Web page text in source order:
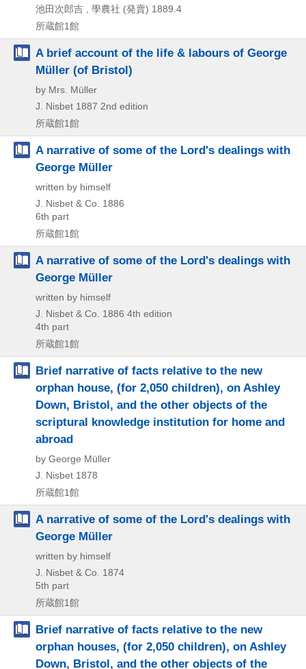
池田次郎吉 , 學農社 (発賣) 1889.4
所蔵館1館
A brief account of the life & labours of George
Müller (of Bristol)
by Mrs. Müller
J. Nisbet 1887 2nd edition
所蔵館1館
A narrative of some of the Lord's dealings with
George Müller
written by himself
J. Nisbet & Co. 1886
6th part
所蔵館1館
A narrative of some of the Lord's dealings with
George Müller
written by himself
J. Nisbet & Co. 1886 4th edition
4th part
所蔵館1館
Brief narrative of facts relative to the new
orphan house, (for 2,050 children), on Ashley
Down, Bristol, and the other objects of the
scriptural knowledge institution for home and
abroad
by George Müller
J. Nisbet 1878
所蔵館1館
A narrative of some of the Lord's dealings with
George Müller
written by himself
J. Nisbet & Co. 1874
5th part
所蔵館1館
Brief narrative of facts relative to the new
orphan houses, (for 2,050 children), on Ashley
Down, Bristol, and the other objects of the